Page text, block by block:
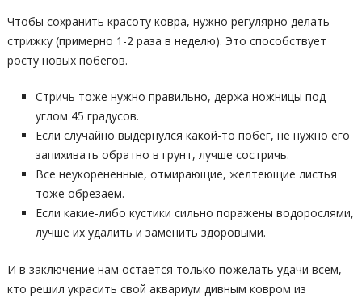
Чтобы сохранить красоту ковра, нужно регулярно делать
стрижку (примерно 1-2 раза в неделю). Это способствует
росту новых побегов.
Стричь тоже нужно правильно, держа ножницы под
углом 45 градусов.
Если случайно выдернулся какой-то побег, не нужно его
запихивать обратно в грунт, лучше состричь.
Все неукорененные, отмирающие, желтеющие листья
тоже обрезаем.
Если какие-либо кустики сильно поражены водорослями,
лучше их удалить и заменить здоровыми.
И в заключение нам остается только пожелать удачи всем,
кто решил украсить свой аквариум дивным ковром из